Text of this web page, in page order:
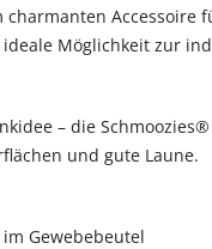
Accessoire
Möglichkeit zur
– die
und gute Laune.
Gewebebeutel